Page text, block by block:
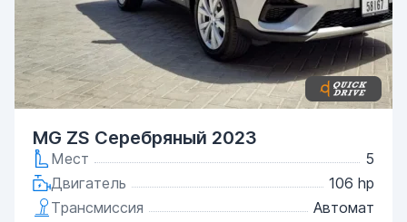
MG ZS Серебряный 2023
Мест
5
Двигатель
106 hp
Трансмиссия
Автомат